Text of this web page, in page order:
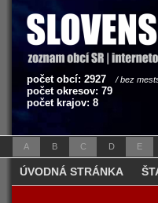
počet obcí: 2927 / bez
počet okresov: 79
počet krajov: 8
A B C D E
ÚVODNÁ STRÁNKA